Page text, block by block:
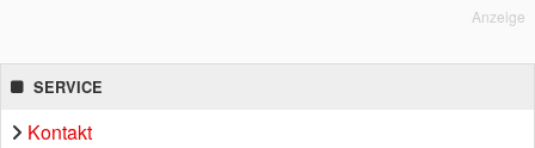
Anzeige
SERVICE
Kontakt